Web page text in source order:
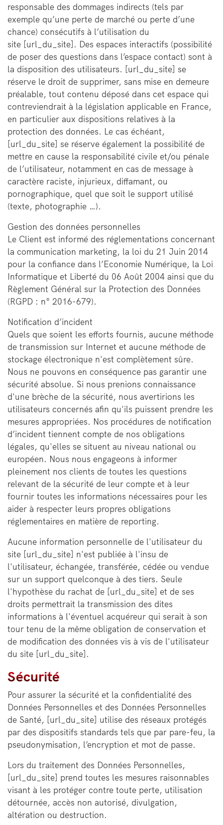
responsable des dommages indirects (tels par
exemple qu’une perte de marché ou perte d’une
chance) consécutifs à l’utilisation du
site [url_du_site]. Des espaces interactifs (possibilité
de poser des questions dans l’espace contact) sont à
la disposition des utilisateurs. [url_du_site] se
réserve le droit de supprimer, sans mise en demeure
préalable, tout contenu déposé dans cet espace qui
contreviendrait à la législation applicable en France,
en particulier aux dispositions relatives à la
protection des données. Le cas échéant,
[url_du_site] se réserve également la possibilité de
mettre en cause la responsabilité civile et/ou pénale
de l’utilisateur, notamment en cas de message à
caractère raciste, injurieux, diffamant, ou
pornographique, quel que soit le support utilisé
(texte, photographie …).
Gestion des données personnelles
Le Client est informé des réglementations concernant
la communication marketing, la loi du 21 Juin 2014
pour la confiance dans l’Economie Numérique, la Loi
Informatique et Liberté du 06 Août 2004 ainsi que du
Règlement Général sur la Protection des Données
(RGPD : n° 2016-679).
Notification d’incident
Quels que soient les efforts fournis, aucune méthode
de transmission sur Internet et aucune méthode de
stockage électronique n'est complètement sûre.
Nous ne pouvons en conséquence pas garantir une
sécurité absolue. Si nous prenions connaissance
d'une brèche de la sécurité, nous avertirions les
utilisateurs concernés afin qu'ils puissent prendre les
mesures appropriées. Nos procédures de notification
d’incident tiennent compte de nos obligations
légales, qu'elles se situent au niveau national ou
européen. Nous nous engageons à informer
pleinement nos clients de toutes les questions
relevant de la sécurité de leur compte et à leur
fournir toutes les informations nécessaires pour les
aider à respecter leurs propres obligations
réglementaires en matière de reporting.
Aucune information personnelle de l'utilisateur du
site [url_du_site] n'est publiée à l'insu de
l'utilisateur, échangée, transférée, cédée ou vendue
sur un support quelconque à des tiers. Seule
l'hypothèse du rachat de [url_du_site] et de ses
droits permettrait la transmission des dites
informations à l'éventuel acquéreur qui serait à son
tour tenu de la même obligation de conservation et
de modification des données vis à vis de l'utilisateur
du site [url_du_site].
Sécurité
Pour assurer la sécurité et la confidentialité des
Données Personnelles et des Données Personnelles
de Santé, [url_du_site] utilise des réseaux protégés
par des dispositifs standards tels que par pare-feu, la
pseudonymisation, l’encryption et mot de passe.
Lors du traitement des Données Personnelles,
[url_du_site] prend toutes les mesures raisonnables
visant à les protéger contre toute perte, utilisation
détournée, accès non autorisé, divulgation,
altération ou destruction.